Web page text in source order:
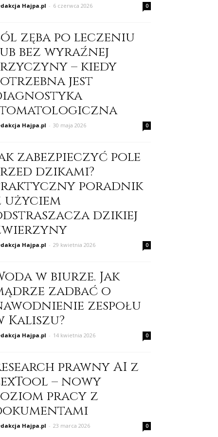
Hajpa.pl - 6 czerwca 2026 0
zęba po leczeniu
bez wyraźnej
– kiedy
jest
Hajpa.pl - 30 maja 2026 0
zabezpieczyć pole
dzikami?
poradnik
użyciem
dzikiej
Hajpa.pl - 29 kwietnia 2026 0
w biurze. Jak
zadbać o
zespołu
Kaliszu?
Hajpa.pl - 14 kwietnia 2026 0
prawny AI z
– nowy
pracy z
Hajpa.pl - 23 marca 2026 0